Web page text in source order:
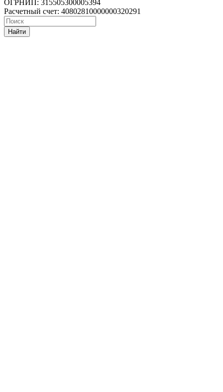
ОГРНИП: 315505300005394
Расчетный счет: 40802810000000320291
Найти